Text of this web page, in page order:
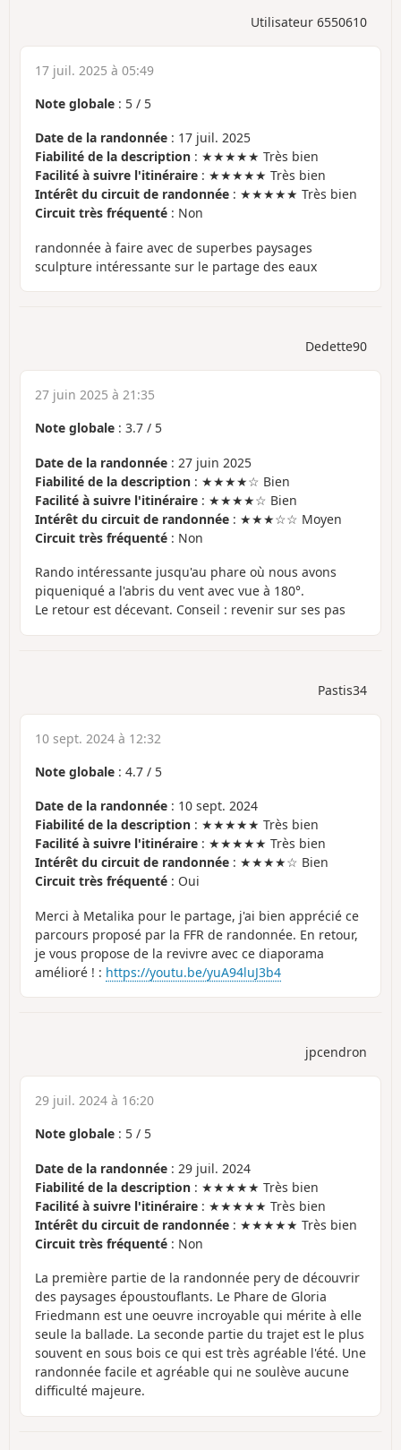
Utilisateur 6550610
17 juil. 2025 à 05:49
Note globale : 5 / 5
Date de la randonnée : 17 juil. 2025
Fiabilité de la description : ★★★★★ Très bien
Facilité à suivre l'itinéraire : ★★★★★ Très bien
Intérêt du circuit de randonnée : ★★★★★ Très bien
Circuit très fréquenté : Non
randonnée à faire avec de superbes paysages
sculpture intéressante sur le partage des eaux
Dedette90
27 juin 2025 à 21:35
Note globale : 3.7 / 5
Date de la randonnée : 27 juin 2025
Fiabilité de la description : ★★★★☆ Bien
Facilité à suivre l'itinéraire : ★★★★☆ Bien
Intérêt du circuit de randonnée : ★★★☆☆ Moyen
Circuit très fréquenté : Non
Rando intéressante jusqu'au phare où nous avons
piqueniqué a l'abris du vent avec vue à 180°.
Le retour est décevant. Conseil : revenir sur ses pas
Pastis34
10 sept. 2024 à 12:32
Note globale : 4.7 / 5
Date de la randonnée : 10 sept. 2024
Fiabilité de la description : ★★★★★ Très bien
Facilité à suivre l'itinéraire : ★★★★★ Très bien
Intérêt du circuit de randonnée : ★★★★☆ Bien
Circuit très fréquenté : Oui
Merci à Metalika pour le partage, j'ai bien apprécié ce
parcours proposé par la FFR de randonnée. En retour,
je vous propose de la revivre avec ce diaporama
amélioré ! : https://youtu.be/yuA94luJ3b4
jpcendron
29 juil. 2024 à 16:20
Note globale : 5 / 5
Date de la randonnée : 29 juil. 2024
Fiabilité de la description : ★★★★★ Très bien
Facilité à suivre l'itinéraire : ★★★★★ Très bien
Intérêt du circuit de randonnée : ★★★★★ Très bien
Circuit très fréquenté : Non
La première partie de la randonnée pery de découvrir
des paysages époustouflants. Le Phare de Gloria
Friedmann est une oeuvre incroyable qui mérite à elle
seule la ballade. La seconde partie du trajet est le plus
souvent en sous bois ce qui est très agréable l'été. Une
randonnée facile et agréable qui ne soulève aucune
difficulté majeure.